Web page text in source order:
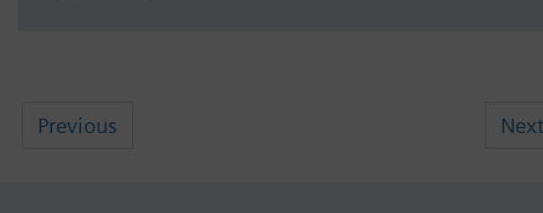
Previous Next